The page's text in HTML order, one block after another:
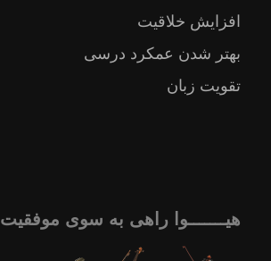
افزایش خلاقیت
بهتر شدن عمکرد درسی
تقویت زبان
هیـــــــوا راهی به سوی موفقیت